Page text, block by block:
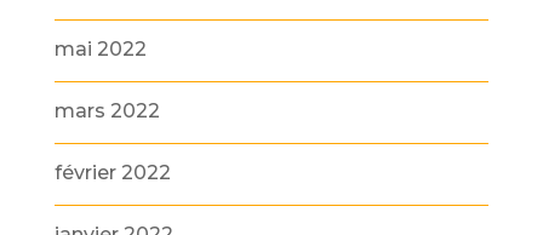
mai 2022
mars 2022
février 2022